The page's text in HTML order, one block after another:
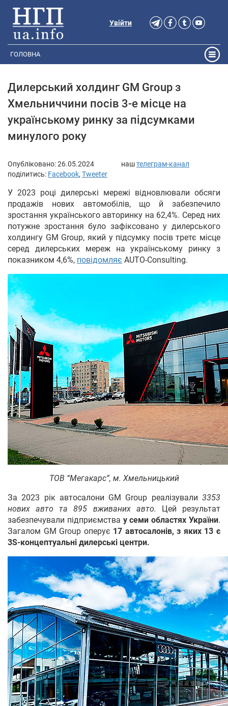
Увійти
ГОЛОВНА
Дилерський холдинг GM Group з
Хмельниччини посів 3-е місце на
українському ринку за підсумками
минулого року
Опубліковано:26.05.2024 наштелеграм-канал
поділитись: Facebook, Tweeter
У 2023 році дилерські мережі відновлювали обсяги
продажів нових автомобілів, що й забезпечило
зростання українського авторинку на 62,4%. Серед них
потужне зростання було зафіксовано у дилерського
холдингу GM Group, який у підсумку посів третє місце
серед дилерських мереж на українському ринку з
показником 4,6%, повідомляє AUTO-Consulting.
ТОВ “Мегакарс”, м. Хмельницький
За 2023 рік автосалони GM Group реалізували 3353
нових авто та 895 вживаних авто. Цей результат
забезпечували підприємства у семи областях України.
Загалом GM Group оперує 17 автосалонів, з яких 13 є
3S-концептуальні дилерські центри.